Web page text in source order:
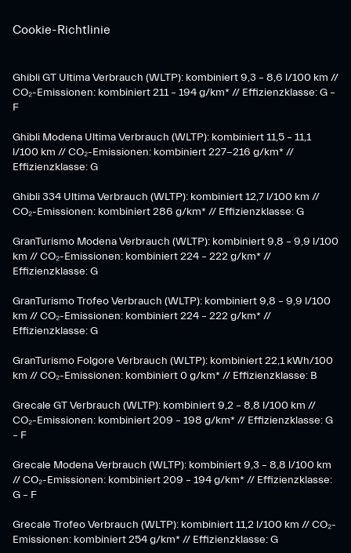
Cookie-Richtlinie
Ghibli GT Ultima Verbrauch (WLTP): kombiniert 9,3 – 8,6 l/100 km //
CO₂-Emissionen: kombiniert 211 – 194 g/km* // Effizienzklasse: G –
F
Ghibli Modena Ultima Verbrauch (WLTP): kombiniert 11,5 – 11,1
l/100 km // CO₂-Emissionen: kombiniert 227-216 g/km* //
Effizienzklasse: G
Ghibli 334 Ultima Verbrauch (WLTP): kombiniert 12,7 l/100 km //
CO₂-Emissionen: kombiniert 286 g/km* // Effizienzklasse: G
GranTurismo Modena Verbrauch (WLTP): kombiniert 9,8 – 9,9 l/100
km // CO₂-Emissionen: kombiniert 224 – 222 g/km* //
Effizienzklasse: G
GranTurismo Trofeo Verbrauch (WLTP): kombiniert 9,8 – 9,9 l/100
km // CO₂-Emissionen: kombiniert 224 – 222 g/km* //
Effizienzklasse: G
GranTurismo Folgore Verbrauch (WLTP): kombiniert 22,1 kWh/100
km // CO₂-Emissionen: kombiniert 0 g/km* // Effizienzklasse: B
Grecale GT Verbrauch (WLTP): kombiniert 9,2 – 8,8 l/100 km //
CO₂-Emissionen: kombiniert 209 – 198 g/km* // Effizienzklasse: G
– F
Grecale Modena Verbrauch (WLTP): kombiniert 9,3 – 8,8 l/100 km
// CO₂-Emissionen: kombiniert 209 – 194 g/km* // Effizienzklasse:
G – F
Grecale Trofeo Verbrauch (WLTP): kombiniert 11,2 l/100 km // CO₂-
Emissionen: kombiniert 254 g/km* // Effizienzklasse: G